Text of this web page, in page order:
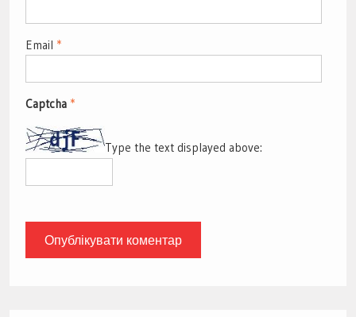
Email *
Captcha *
Type the text displayed above: